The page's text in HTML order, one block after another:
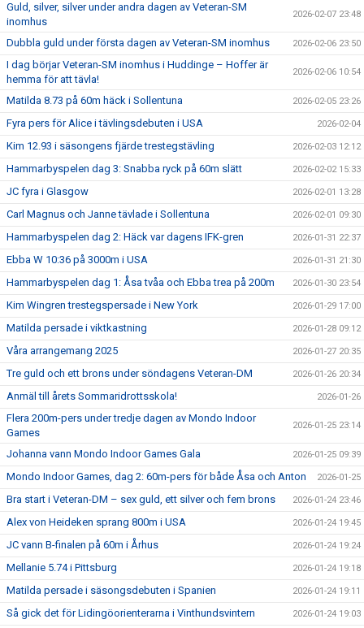
Guld, silver, silver under andra dagen av Veteran-SM
inomhus
2026-02-07 23:48
Dubbla guld under första dagen av Veteran-SM inomhus 2026-02-06 23:50
I dag börjar Veteran-SM inomhus i Huddinge – Hoffer är
hemma för att tävla!
2026-02-06 10:54
Matilda 8.73 på 60m häck i Sollentuna 2026-02-05 23:26
Fyra pers för Alice i tävlingsdebuten i USA 2026-02-04
Kim 12.93 i säsongens fjärde trestegstävling 2026-02-03 12:12
Hammarbyspelen dag 3: Snabba ryck på 60m slätt 2026-02-02 15:33
JC fyra i Glasgow 2026-02-01 13:28
Carl Magnus och Janne tävlade i Sollentuna 2026-02-01 09:30
Hammarbyspelen dag 2: Häck var dagens IFK-gren 2026-01-31 22:37
Ebba W 10:36 på 3000m i USA 2026-01-31 21:30
Hammarbyspelen dag 1: Åsa tvåa och Ebba trea på 200m 2026-01-30 23:54
Kim Wingren trestegspersade i New York 2026-01-29 17:00
Matilda persade i viktkastning 2026-01-28 09:12
Våra arrangemang 2025 2026-01-27 20:35
Tre guld och ett brons under söndagens Veteran-DM 2026-01-26 20:34
Anmäl till årets Sommaridrottsskola! 2026-01-26
Flera 200m-pers under tredje dagen av Mondo Indoor
Games
2026-01-25 23:14
Johanna vann Mondo Indoor Games Gala 2026-01-25 09:39
Mondo Indoor Games, dag 2: 60m-pers för både Åsa och Anton 2026-01-25
Bra start i Veteran-DM – sex guld, ett silver och fem brons 2026-01-24 23:46
Alex von Heideken sprang 800m i USA 2026-01-24 19:45
JC vann B-finalen på 60m i Århus 2026-01-24 19:24
Mellanie 5.74 i Pittsburg 2026-01-24 19:18
Matilda persade i säsongsdebuten i Spanien 2026-01-24 19:11
Så gick det för Lidingöorienterarna i Vinthundsvintern 2026-01-24 19:03